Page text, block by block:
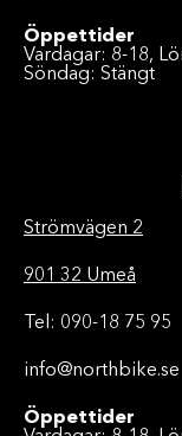
Öppettider
Vardagar: 8-18,
Söndag: Stängt
Strömvägen 2
901 32 Umeå
Tel: 090-18 75 95
info@northbike.se
Öppettider